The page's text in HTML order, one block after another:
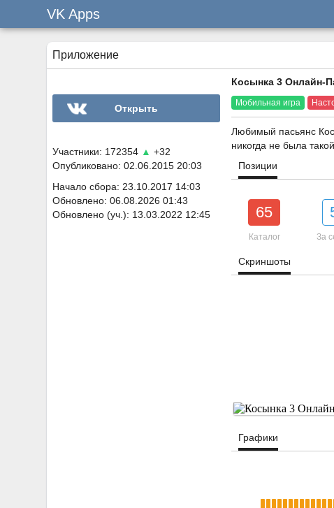
VK Apps
Приложение
Открыть
Участники: 172354 ▲ +32
Опубликовано: 02.06.2015 20:03
Начало сбора: 23.10.2017 14:03
Обновлено: 06.08.2026 01:43
Обновлено (уч.): 13.03.2022 12:45
Косынка 3 Онлайн-
Мобильная игра
Любимый пасьянс
никогда не была
Позиции
65
Каталог За
Скриншоты
Графики